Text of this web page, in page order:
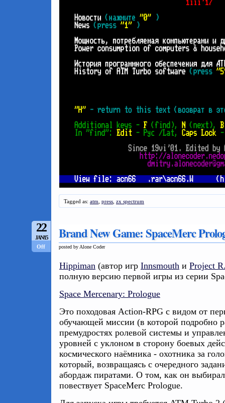
Tagged as: atm press zx spectrum
22
JAN/15
Off
Brand New Game: SpaceMerc
posted by Alone Coder
Hippiman (автор игр Innsmouth и Project
полную версию первой игры из серии
Space Mercenary: Prologue
Это походовая Action-RPG с видом от
обучающей миссии (в которой подробно
премудростях ролевой системы и
уровней с уклоном в сторону боевых
космического наёмника - охотника за
который, возвращаясь с очередного
абордаж пиратами. О том, как он
повествует SpaceMerc Prologue.